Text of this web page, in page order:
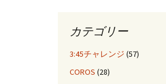
カテゴリー
3:45チャレンジ (57)
COROS (28)